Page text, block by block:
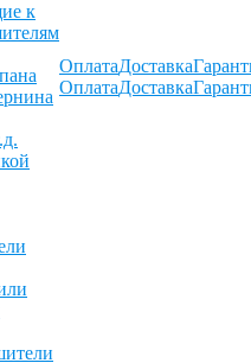
к
Оплата
Оплата
Доставка
Доставка